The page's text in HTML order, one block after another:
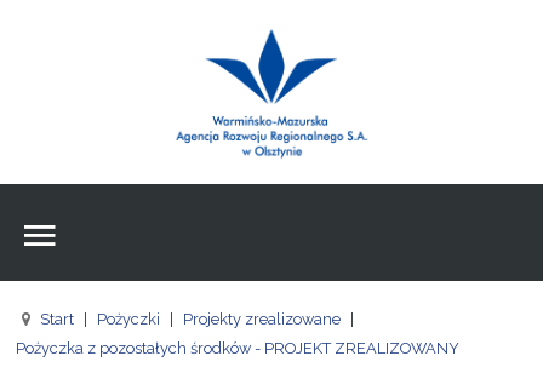
Agencja
FE
Znajdźna stronie
Wpisz czego szukasz
Start Pożyczki Projekty zrealizowane
Pożyczka z pozostałych środków - PROJEKT ZREALIZOWANY